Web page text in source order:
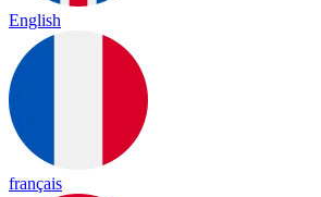
English
français